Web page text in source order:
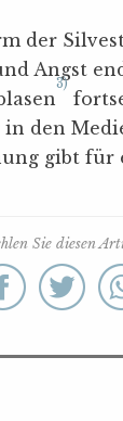
der
Angst
3)
den
gibt für
Sie diesen